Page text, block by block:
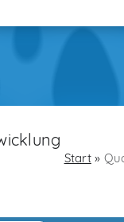
Start»